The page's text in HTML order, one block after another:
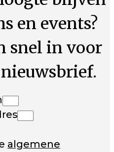
en events?
snel in voor
algemene